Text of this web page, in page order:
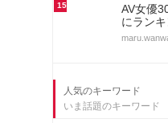
15
AV女優
にランキ
人気のキーワード
いま話題のキーワード